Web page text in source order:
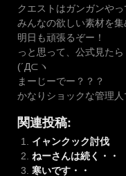
クエストはガンガンやっ
みんなの欲しい素材を集
明日も頑張るぞー！
っと思って、公式見た
(´Д⊂ヽ
まーじーでー？？？
かなりショックな管理
関連投稿:
イャンクック討伐
ねーさんは続く・・
寒いです・・